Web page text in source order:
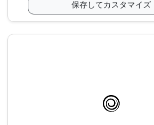
保存してカスタマイズ